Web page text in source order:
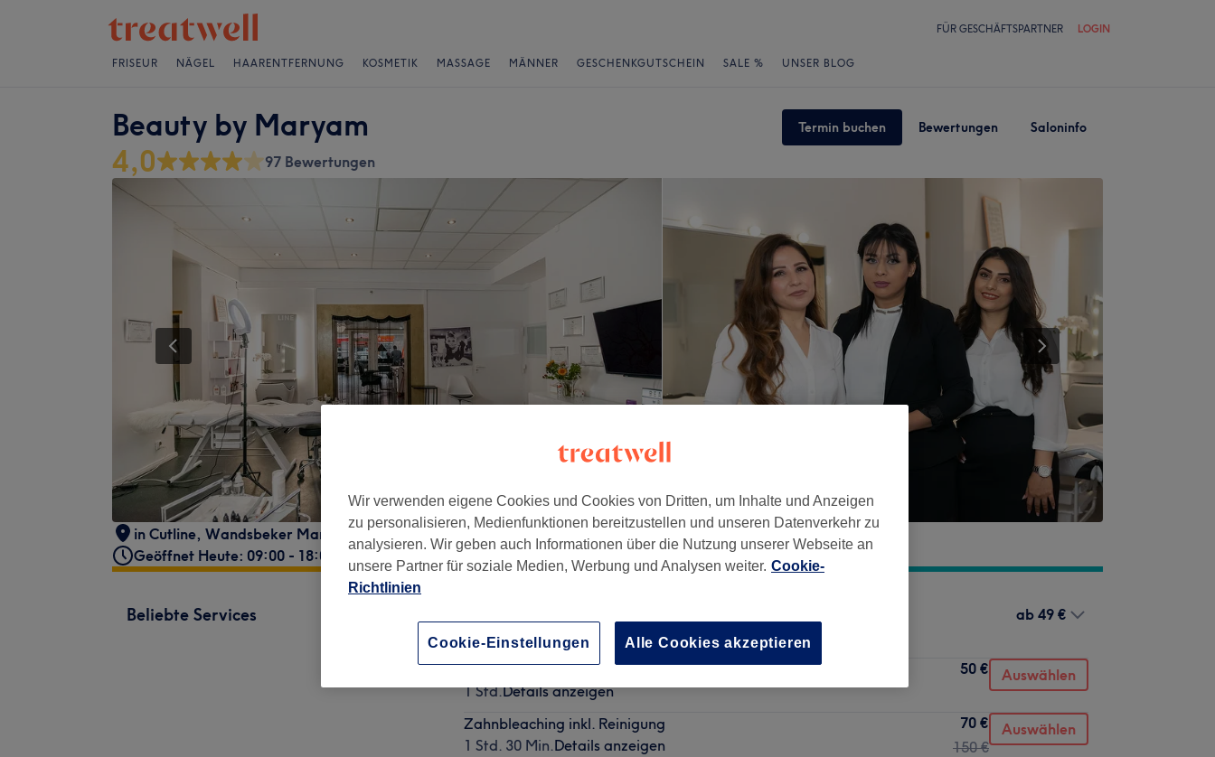
FÜR GESCHÄFTSPARTNER LOGIN
FRISEUR NÄGEL HAARENTFERNUNG KOSMETIK MASSAGE MÄNNER GESCHENKGUTSCHEIN SALE % UNSER BLOG
Beauty by Maryam Termin buchen Bewertungen Saloninfo
4,0 97 Bewertungen
in Cutline, Wandsbeker Marktstraße 162, Hamburg, Wandsbek, 22041
Geöffnet Heute: 09:00 - 18:00
Beliebte Services
1 Std. 30 Min.Details anzeigen
ab 49 €
Wimpernlifting (inkl. Färben)
1 Std.Details anzeigen
50 € Auswählen
Zahnbleaching inkl. Reinigung
1 Std. 30 Min.Details anzeigen
70 €
150 €
Auswählen
Wir verwenden eigene Cookies und Cookies von Dritten, um Inhalte und Anzeigen
zu personalisieren, Medienfunktionen bereitzustellen und unseren Datenverkehr zu
analysieren. Wir geben auch Informationen über die Nutzung unserer Webseite an
unsere Partner für soziale Medien, Werbung und Analysen weiter. Cookie-
Richtlinien
Cookie-Einstellungen Alle Cookies akzeptieren